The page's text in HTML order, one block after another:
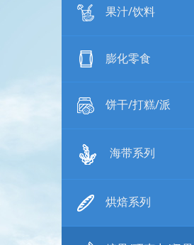
果汁/饮料
膨化零食
饼干/打糕/派
海带系列
烘焙系列